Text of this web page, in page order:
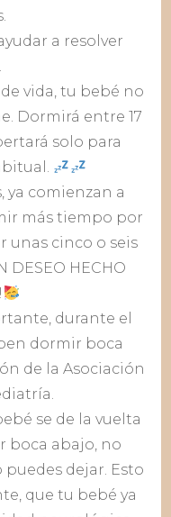
a resolver
vida, tu bebé no
Dormirá entre 17
solo para
ya comienzan a
más tiempo por
unas cinco o seis
DESEO HECHO
durante el
dormir boca
de la Asociación
se de la vuelta
boca abajo, no
dejar. Esto
que tu bebé ya